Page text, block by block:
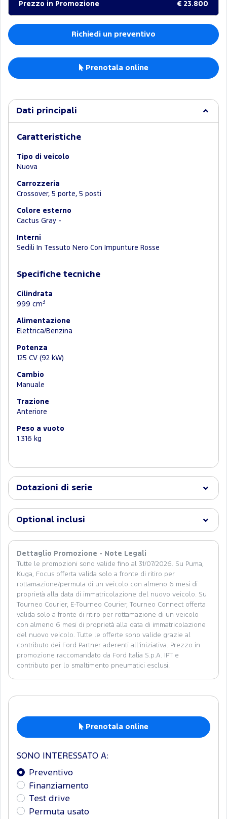
Prezzo in Promozione € 23.800
Richiedi un preventivo
Prenotala online
Dati principali
Caratteristiche
Tipo di veicolo
Nuova
Carrozzeria
Crossover, 5 porte, 5 posti
Colore esterno
Cactus Gray -
Interni
Sedili In Tessuto Nero Con Impunture Rosse
Specifiche tecniche
Cilindrata
999 cm3
Alimentazione
Elettrica/Benzina
Potenza
125 CV (92 kW)
Cambio
Manuale
Trazione
Anteriore
Peso a vuoto
1.316 kg
Dotazioni di serie
Optional inclusi
Dettaglio Promozione - Note Legali
Tutte le promozioni sono valide fino al 31/07/2026. Su Puma,
Kuga, Focus offerta valida solo a fronte di ritiro per
rottamazione/permuta di un veicolo con almeno 6 mesi di
proprietà alla data di immatricolazione del nuovo veicolo. Su
Tourneo Courier, E-Tourneo Courier, Tourneo Connect offerta
valida solo a fronte di ritiro per rottamazione di un veicolo
con almeno 6 mesi di proprietà alla data di immatricolazione
del nuovo veicolo. Tutte le offerte sono valide grazie al
contributo dei Ford Partner aderenti all’iniziativa. Prezzo in
promozione raccomandato da Ford Italia S.p.A. IPT e
contributo per lo smaltimento pneumatici esclusi.
Prenotala online
SONO INTERESSATO A:
Preventivo
Finanziamento
Test drive
Permuta usato